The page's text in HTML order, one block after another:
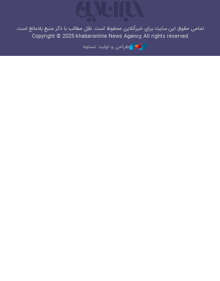
تمامی حقوق این سایت برای خبرآنلاین محفوظ است. نقل مطالب با ذکر منبع بلامانع است.
Copyright © 2025 khabaronline News Agancy, All rights reserved
طراحی و تولید: نستوه